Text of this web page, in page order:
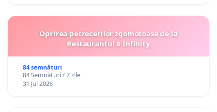
Oprirea petrecerilor zgomotoase de la
Restaurantul 8 Infinity
84 semnături
84 Semnături / 7 zile
31 Jul 2026